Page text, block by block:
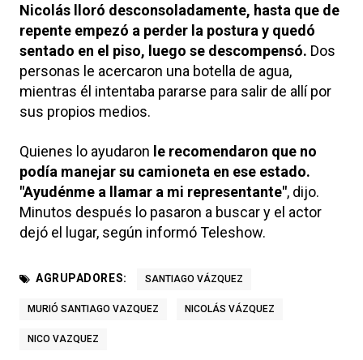
Nicolás lloró desconsoladamente, hasta que de
repente empezó a perder la postura y quedó
sentado en el piso, luego se descompensó. Dos
personas le acercaron una botella de agua,
mientras él intentaba pararse para salir de allí por
sus propios medios.
Quienes lo ayudaron le recomendaron que no
podía manejar su camioneta en ese estado.
"Ayudénme a llamar a mi representante", dijo.
Minutos después lo pasaron a buscar y el actor
dejó el lugar, según informó Teleshow.
AGRUPADORES: SANTIAGO VÁZQUEZ
MURIÓ SANTIAGO VAZQUEZ NICOLÁS VÁZQUEZ
NICO VAZQUEZ